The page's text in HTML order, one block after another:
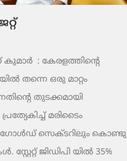
കുമാര്‍ : കേരളത്തിന്റെ
തന്നെ ഒരു മാറ്റം
തുടക്കമായി
മരിടൈം
ഗോൾഡ് സെക്ടറിലും കൊണ്ടു
സ്റ്റേറ്റ് ജിഡിപി യിൽ 35%